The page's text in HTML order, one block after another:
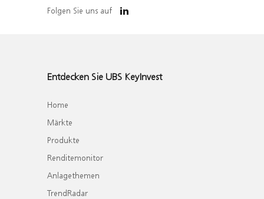
Folgen Sie uns auf
Entdecken Sie UBS KeyInvest
Home
Märkte
Produkte
Renditemonitor
Anlagethemen
TrendRadar